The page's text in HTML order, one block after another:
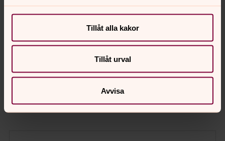
Tillåt alla kakor
Tillåt urval
Avvisa
Robert Jenderman-Schulze
Organist, Masthuggs församling
Direkt:031-731 92 37Mobil:0737-73 13 63
robert.jenderman@svenskakyrkan.se